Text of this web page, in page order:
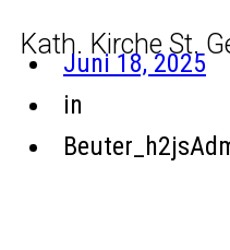
Kath. Kirche St.
Juni 18, 2025
in